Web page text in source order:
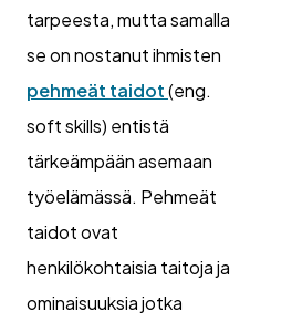
tarpeesta, mutta samalla
se on nostanut ihmisten
pehmeät taidot(eng.
soft skills) entistä
tärkeämpään asemaan
työelämässä. Pehmeät
taidot ovat
henkilökohtaisia taitoja ja
ominaisuuksia jotka